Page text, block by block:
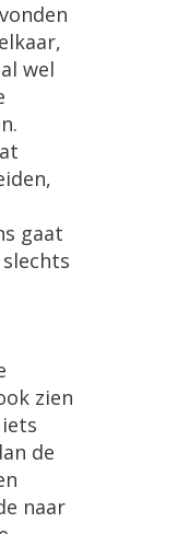
elkaar,
wel
.
,
gaat
slechts
zien
iets
de
naar